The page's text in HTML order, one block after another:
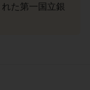
た第一国立銀